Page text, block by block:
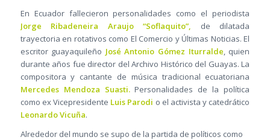
En Ecuador fallecieron personalidades como el periodista
Jorge Ribadeneira Araujo “Soflaquito”, de dilatada
trayectoria en rotativos como El Comercio y Últimas Noticias. El
escritor guayaquileño José Antonio Gómez Iturralde, quien
durante años fue director del Archivo Histórico del Guayas. La
compositora y cantante de música tradicional ecuatoriana
Mercedes Mendoza Suasti.Personalidades de la política
como ex Vicepresidente Luis Parodi o el activista y catedrático
Leonardo Vicuña.
Alrededor del mundo se supo de la partida de políticos como